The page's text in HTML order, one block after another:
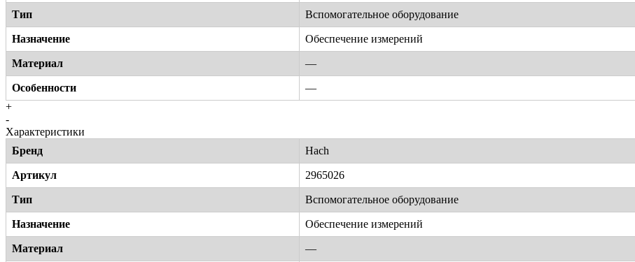
Тип Вспомогательное оборудование
Назначение Обеспечение измерений
Материал —
Особенности
—
+
-
Характеристики
Бренд
Hach
Артикул 2965026
Тип Вспомогательное оборудование
Назначение Обеспечение измерений
Материал —